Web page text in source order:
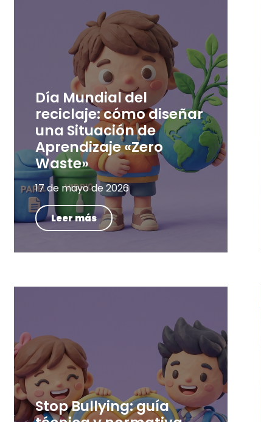
Día Mundial del
reciclaje: cómo diseñar
una Situación de
Aprendizaje «Zero
Waste»
17 de mayo de 2026
Leer más
Stop Bullying: guía